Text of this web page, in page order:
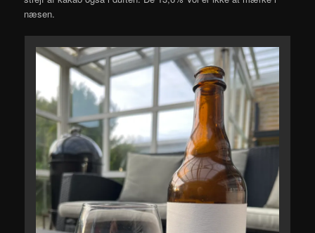
næsen.